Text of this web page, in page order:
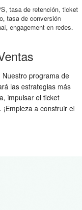
tasa de retención, ticket
tasa de conversión
engagement en redes.
programa de
las estrategias más
impulsar el ticket
a construir el